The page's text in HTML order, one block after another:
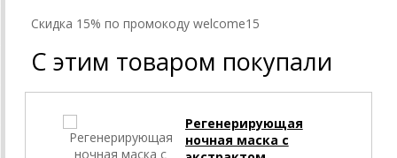
Cкидка 15% по промокоду welcome15
С этим товаром покупали
Регенерирующая
ночная маска с